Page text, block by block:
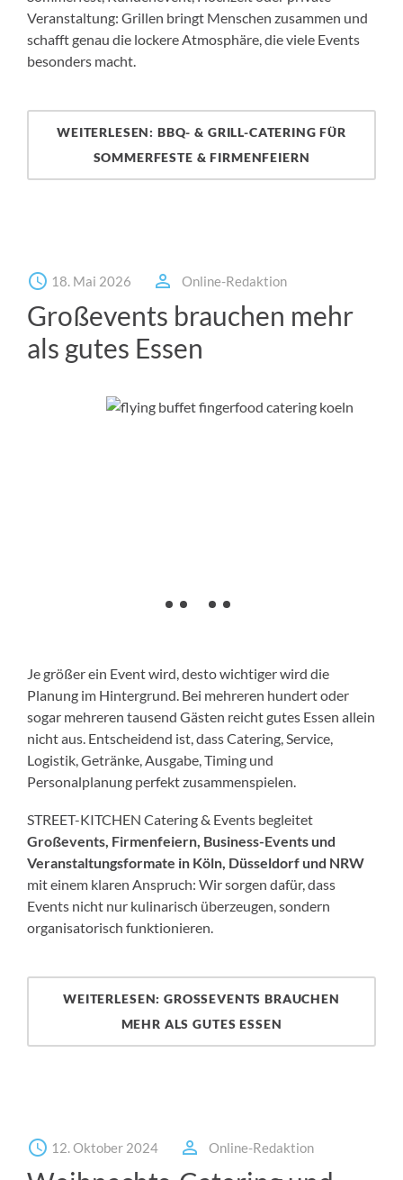
Veranstaltung: Grillen bringt Menschen zusammen und
schafft genau die lockere Atmosphäre, die viele Events
besonders macht.
WEITERLESEN: BBQ- & GRILL-CATERING FÜR
SOMMERFESTE & FIRMENFEIERN
18. Mai 2026 Online-Redaktion
Großevents brauchen mehr
als gutes Essen
Je größer ein Event wird, desto wichtiger wird die
Planung im Hintergrund. Bei mehreren hundert oder
sogar mehreren tausend Gästen reicht gutes Essen allein
nicht aus. Entscheidend ist, dass Catering, Service,
Logistik, Getränke, Ausgabe, Timing und
Personalplanung perfekt zusammenspielen.
STREET-KITCHEN Catering & Events begleitet
Großevents, Firmenfeiern, Business-Events und
Veranstaltungsformate in Köln, Düsseldorf und NRW
mit einem klaren Anspruch: Wir sorgen dafür, dass
Events nicht nur kulinarisch überzeugen, sondern
organisatorisch funktionieren.
WEITERLESEN: GROSSEVENTS BRAUCHEN M
EHR ALS GUTES ESSEN
12. Oktober 2024 Online-Redaktion